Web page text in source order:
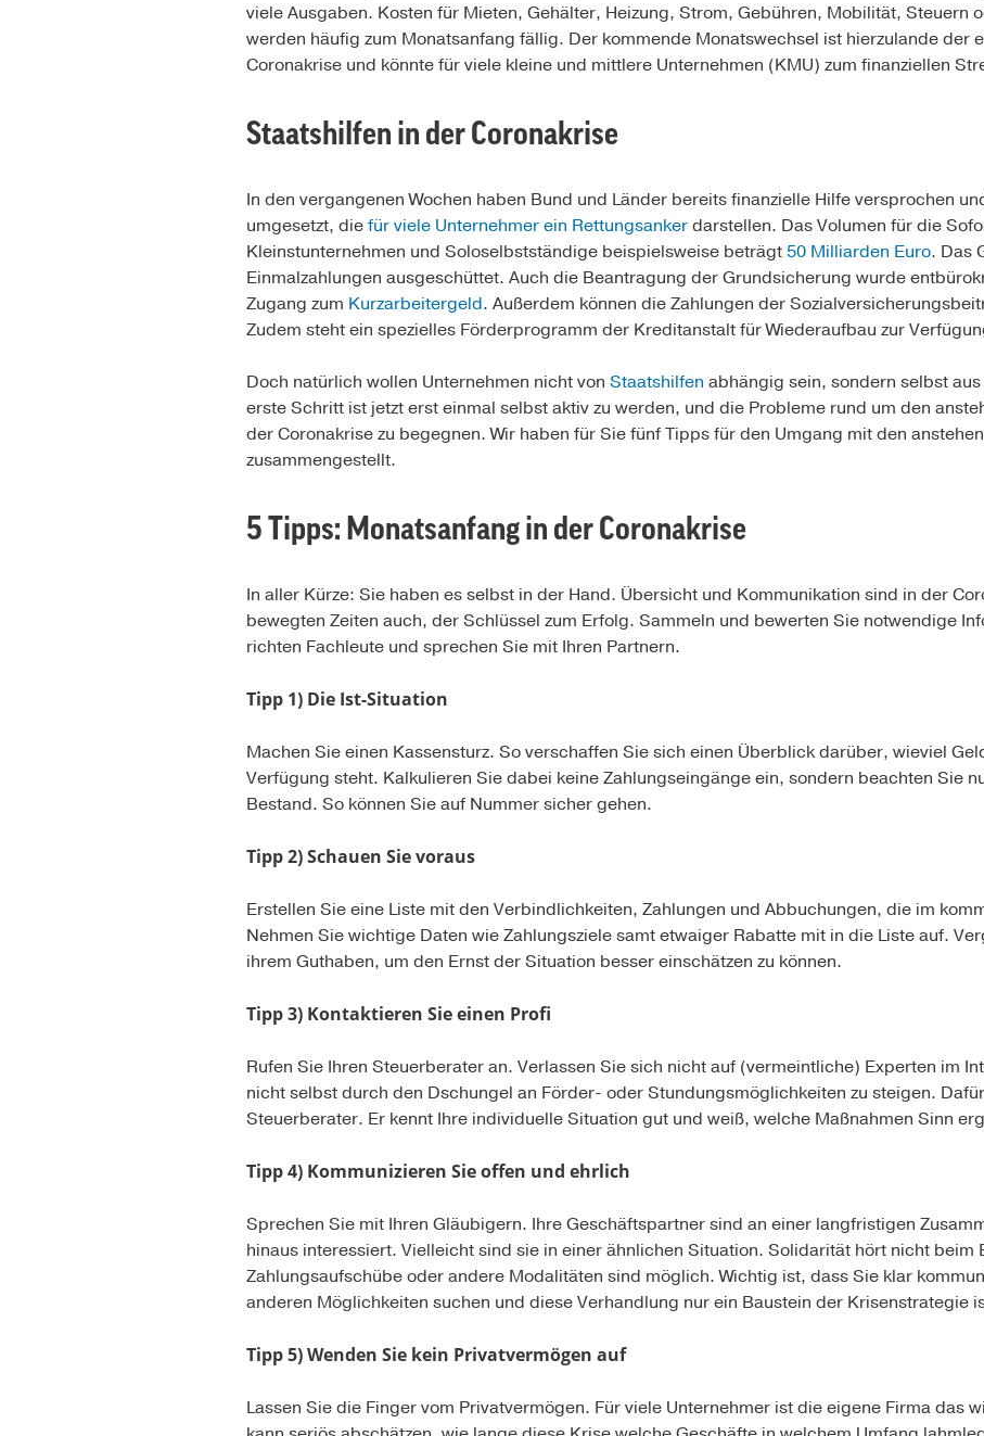
viele Ausgaben. Kosten für Mieten, Gehälter, Heizung, Strom, Gebühren, Mobilität, Steuern
werden häufig zum Monatsanfang fällig. Der kommende Monatswechsel ist hierzulande der
Coronakrise und könnte für viele kleine und mittlere Unternehmen (KMU) zum finanziellen
Staatshilfen in der Coronakrise
In den vergangenen Wochen haben Bund und Länder bereits finanzielle Hilfe versprochen
umgesetzt, diefür viele Unternehmer ein Rettungsankerdarstellen. Das Volumen für die
Kleinstunternehmen und Soloselbstständige beispielsweise beträgt50 Milliarden Euro. Das
Einmalzahlungen ausgeschüttet. Auch die Beantragung der Grundsicherung wurde
Zugang zum Kurzarbeitergeld. Außerdem können die Zahlungen der
Zudem steht ein spezielles Förderprogramm der Kreditanstalt für Wiederaufbau zur
Doch natürlich wollen Unternehmen nicht von Staatshilfen abhängig sein, sondern selbst
erste Schritt ist jetzt erst einmal selbst aktiv zu werden, und die Probleme rund um den
der Coronakrise zu begegnen. Wir haben für Sie fünf Tipps für den Umgang mit den
zusammengestellt.
5 Tipps: Monatsanfang in der Coronakrise
In aller Kürze: Sie haben es selbst in der Hand. Übersicht und Kommunikation sind in der
bewegten Zeiten auch, der Schlüssel zum Erfolg. Sammeln und bewerten Sie notwendige
richten Fachleute und sprechen Sie mit Ihren Partnern.
Tipp 1) Die Ist-Situation
Machen Sie einen Kassensturz. So verschaffen Sie sich einen Überblick darüber, wieviel
Verfügung steht. Kalkulieren Sie dabei keine Zahlungseingänge ein, sondern beachten Sie
Bestand. So können Sie auf Nummer sicher gehen.
Tipp 2) Schauen Sie voraus
Erstellen Sie eine Liste mit den Verbindlichkeiten, Zahlungen und Abbuchungen, die im
Nehmen Sie wichtige Daten wie Zahlungsziele samt etwaiger Rabatte mit in die Liste auf.
ihrem Guthaben, um den Ernst der Situation besser einschätzen zu können.
Tipp 3) Kontaktieren Sie einen Profi
Rufen Sie Ihren Steuerberater an. Verlassen Sie sich nicht auf (vermeintliche) Experten im
nicht selbst durch den Dschungel an Förder- oder Stundungsmöglichkeiten zu steigen.
Steuerberater. Er kennt Ihre individuelle Situation gut und weiß, welche Maßnahmen Sinn
Tipp 4) Kommunizieren Sie offen und ehrlich
Sprechen Sie mit Ihren Gläubigern. Ihre Geschäftspartner sind an einer langfristigen
hinaus interessiert. Vielleicht sind sie in einer ähnlichen Situation. Solidarität hört nicht beim
Zahlungsaufschübe oder andere Modalitäten sind möglich. Wichtig ist, dass Sie klar
anderen Möglichkeiten suchen und diese Verhandlung nur ein Baustein der Krisenstrategie
Tipp 5) Wenden Sie kein Privatvermögen auf
Lassen Sie die Finger vom Privatvermögen. Für viele Unternehmer ist die eigene Firma das